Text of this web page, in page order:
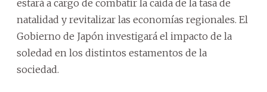
estará a cargo de combatir la caída de la tasa de
natalidad y revitalizar las economías regionales. El
Gobierno de Japón investigará el impacto de la
soledad en los distintos estamentos de la
sociedad.